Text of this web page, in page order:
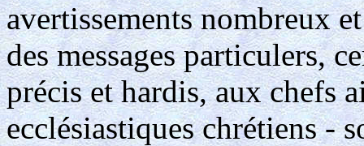
avertissements nombreux
des messages particulers,
précis et hardis, aux chefs
ecclésiastiques chrétiens -